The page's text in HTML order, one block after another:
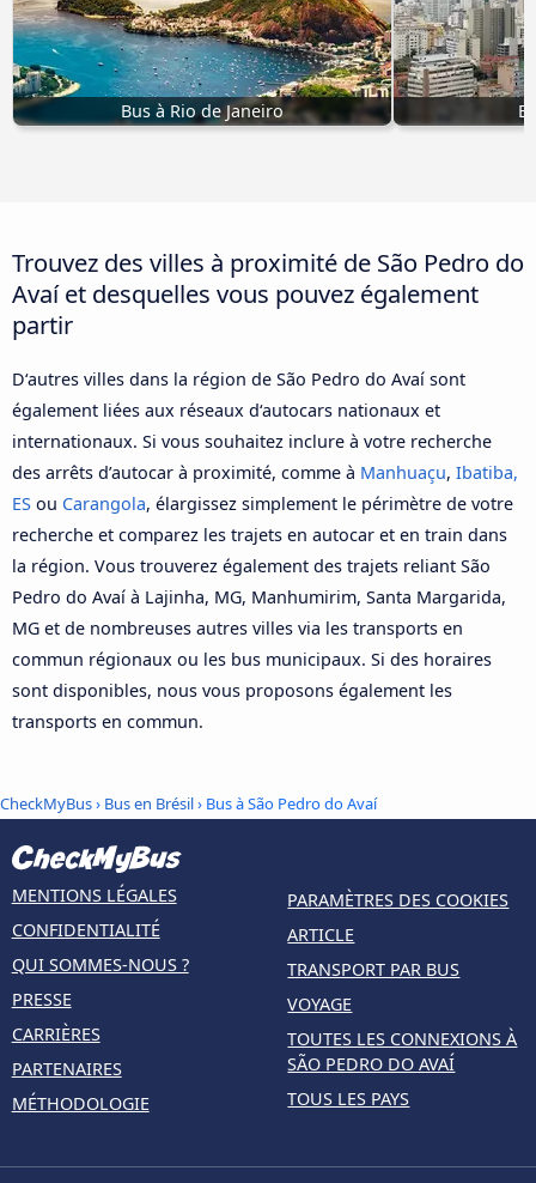
Bus à Rio de Janeiro
Trouvez des villes à proximité de São Pedro do
Avaí et desquelles vous pouvez également
partir
D‘autres villes dans la région de São Pedro do Avaí sont
également liées aux réseaux d‘autocars nationaux et
internationaux. Si vous souhaitez inclure à votre recherche
des arrêts d’autocar à proximité, comme à Manhuaçu, Ibatiba,
ES ou Carangola, élargissez simplement le périmètre de votre
recherche et comparez les trajets en autocar et en train dans
la région. Vous trouverez également des trajets reliant São
Pedro do Avaí à Lajinha, MG, Manhumirim, Santa Margarida,
MG et de nombreuses autres villes via les transports en
commun régionaux ou les bus municipaux. Si des horaires
sont disponibles, nous vous proposons également les
transports en commun.
CheckMyBus› Bus en Brésil› Bus à São Pedro do Avaí
MENTIONS LÉGALES
CONFIDENTIALITÉ
QUI SOMMES-NOUS ?
PRESSE
CARRIÈRES
PARTENAIRES
MÉTHODOLOGIE
PARAMÈTRES DES COOKIES
ARTICLE
TRANSPORT PAR BUS
VOYAGE
TOUTES LES CONNEXIONS À
SÃO PEDRO DO AVAÍ
TOUS LES PAYS